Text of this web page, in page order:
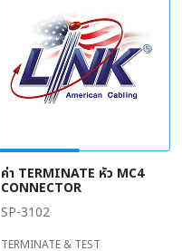
ค่า TERMINATE หัว MC4
CONNECTOR
SP-3102
TERMINATE & TEST